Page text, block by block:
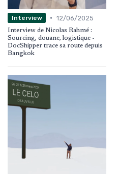
Interview • 12/06/2025
Interview de Nicolas Rahmé :
Sourcing, douane, logistique -
DocShipper trace sa route depuis
Bangkok